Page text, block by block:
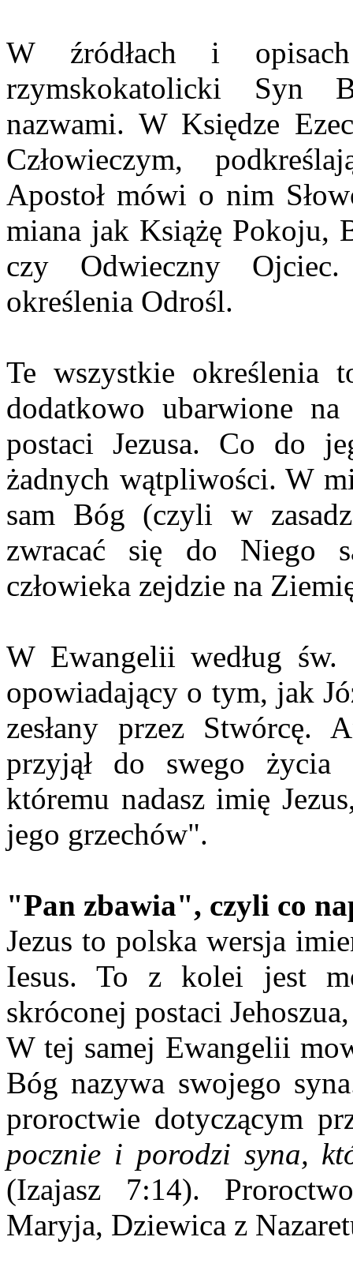
W źródłach i
rzymskokatolicki Syn
nazwami. W Księdze
Człowieczym,
Apostoł mówi o nim
miana jak Książę Pokoju,
czy Odwieczny Ojciec.
określenia Odrośl.
Te wszystkie określenia
dodatkowo ubarwione na
postaci Jezusa. Co do
żadnych wątpliwości. W
sam Bóg (czyli w
zwracać się do Niego
człowieka zejdzie na
W Ewangelii według św.
opowiadający o tym, jak
zesłany przez Stwórcę.
przyjął do swego
któremu nadasz imię
jego grzechów".
"Pan zbawia", czyli co
Jezus to polska wersja
Iesus. To z kolei jest
skróconej postaci
W tej samej Ewangelii
Bóg nazywa swojego
proroctwie dotyczącym
pocznie i porodzi syna,
(Izajasz 7:14).
Maryja, Dziewica z